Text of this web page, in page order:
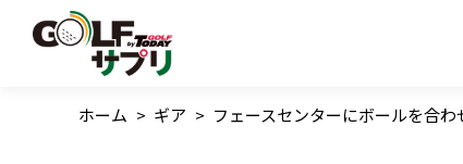
ホーム > ギア > フェースセンターにボールを合